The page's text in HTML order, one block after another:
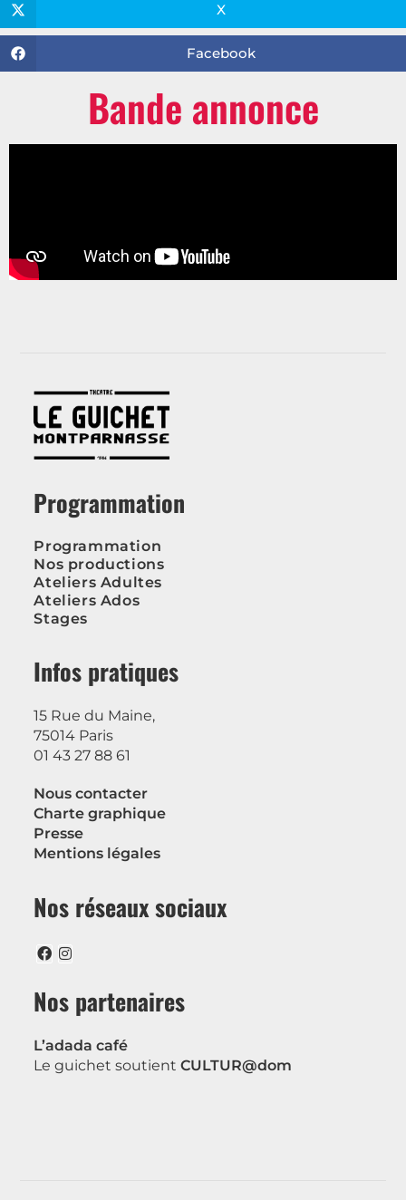
X
Facebook
Bande annonce
Programmation
Programmation
Nos productions
Ateliers Adultes
Ateliers Ados
Stages
Infos pratiques
15 Rue du Maine,
75014 Paris
01 43 27 88 61
Nous contacter
Charte graphique
Presse
Mentions légales
Nos réseaux sociaux
Nos partenaires
L’adada café
Le guichet soutientCULTUR@dom